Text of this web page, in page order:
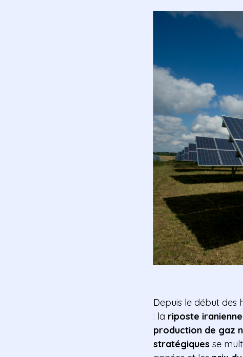
Depuis le début des
: la riposte iranienne
production de gaz
stratégiques se